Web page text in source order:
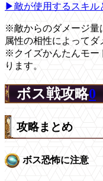
▶敵が使用するスキル
※敵からのダメージ量
属性の相性によってダ
※クイズかんたんモー
ります。
ボス戦攻略0
攻略まとめ
ボス恐怖に注意